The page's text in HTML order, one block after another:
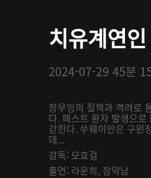
치유계연
2024-07-29 45분
장무잉의 질책과 격려로
다. 페스트 환자 발생으
갇힌다. 쑤웨이안은 구윈
데...
감독: 모효걸
출연: 라운희, 장약남